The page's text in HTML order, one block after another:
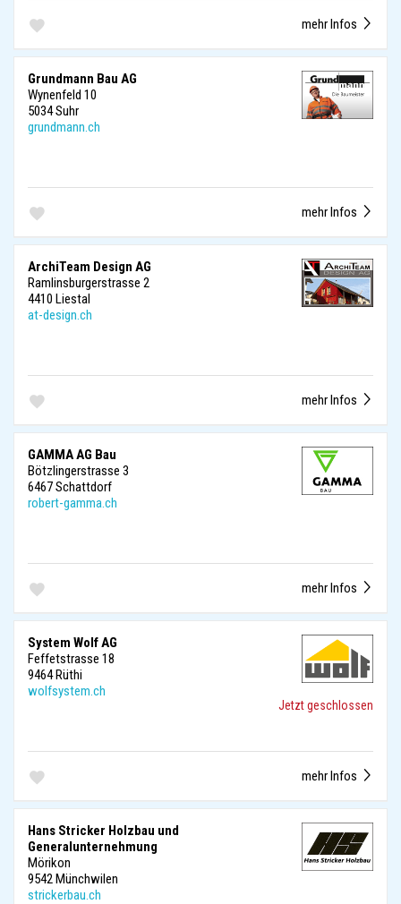
mehr Infos
Grundmann Bau AG
Wynenfeld 10
5034 Suhr
grundmann.ch
mehr Infos
ArchiTeam Design AG
Ramlinsburgerstrasse 2
4410 Liestal
at-design.ch
mehr Infos
GAMMA AG Bau
Bötzlingerstrasse 3
6467 Schattdorf
robert-gamma.ch
mehr Infos
System Wolf AG
Feffetstrasse 18
9464 Rüthi
wolfsystem.ch
Jetzt geschlossen
mehr Infos
Hans Stricker Holzbau und
Generalunternehmung
Mörikon
9542 Münchwilen
strickerbau.ch